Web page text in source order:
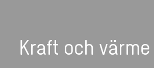
Kraft och värme